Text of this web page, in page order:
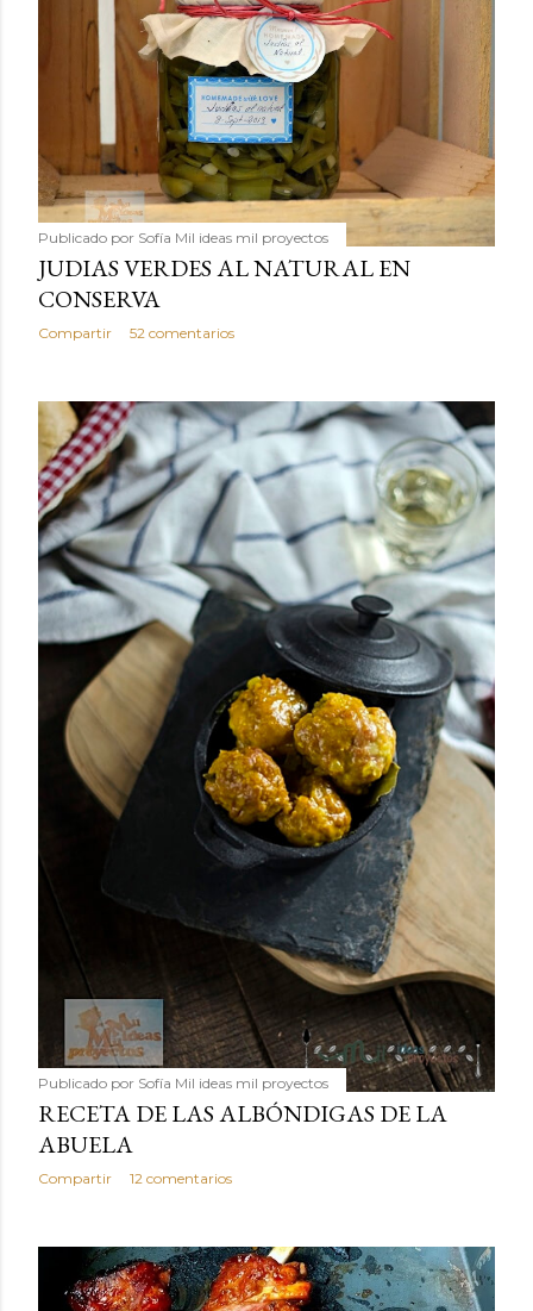
Publicado por Sofía Mil ideas mil proyectos
JUDIAS VERDES AL NATURAL EN
CONSERVA
Compartir 52 comentarios
Publicado por Sofía Mil ideas mil proyectos
RECETA DE LAS ALBÓNDIGAS DE LA
ABUELA
Compartir 12 comentarios